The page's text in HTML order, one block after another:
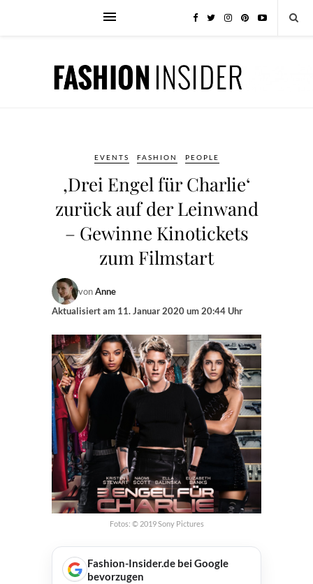
EVENTS FASHION PEOPLE
‚Drei Engel für Charlie‘
zurück auf der Leinwand
– Gewinne Kinotickets
zum Filmstart
vonAnne
Aktualisiert am 11. Januar 2020 um 20:44 Uhr
Fotos: © 2019 Sony Pictures
Fashion-Insider.de bei Google
bevorzugen